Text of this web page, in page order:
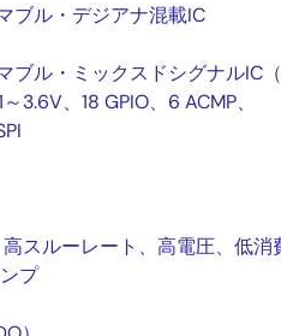
ブル・デジアナ混載IC
ブル・ミックスドシグナルIC
3.6V、18 GPIO、6 ACMP、
スルーレート、高電圧、低消
プ